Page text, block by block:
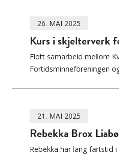
26. MAI 2025
Kurs i skjelterverk
Flott samarbeid mellom
Fortidsminneforeningen
21. MAI 2025
Rebekka Brox
Rebekka har lang fartstid